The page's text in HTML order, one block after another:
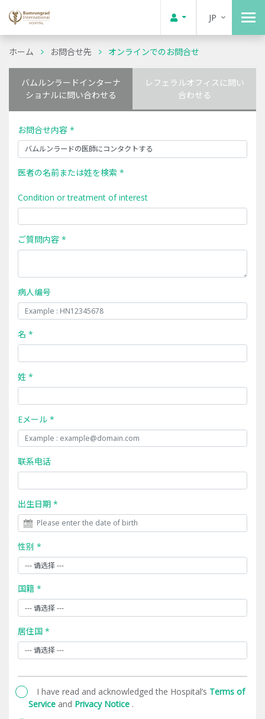
JP
ホーム お問合せ先 オンラインでのお問合せ
バムルンラードインターナ
ショナルに問い合わせる
レフェラルオフィスに問い
合わせる
お問合せ内容 *
医者の名前または姓を検索 *
Condition or treatment of interest
ご質問内容 *
病人编号
名 *
姓 *
Eメール *
联系电话
出生日期 *
性别 *
国籍 *
居住国 *
I have read and acknowledged the Hospital’s Terms of
Service and Privacy Notice .